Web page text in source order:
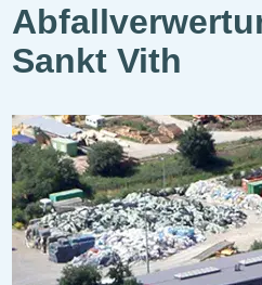
Sankt Vith
Illustration